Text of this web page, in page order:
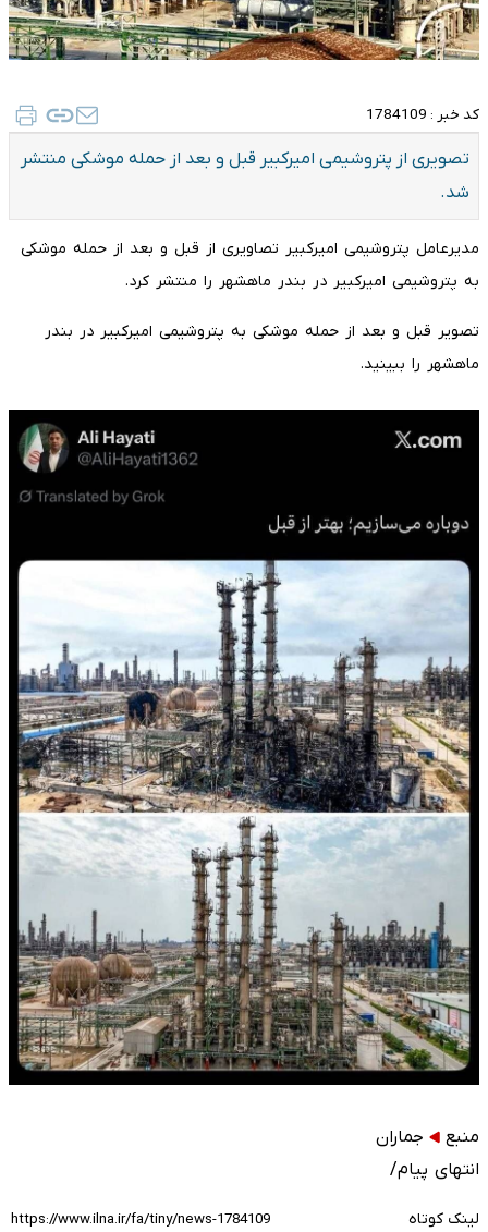
کد خبر : 1784109
تصویری از پتروشیمی امیرکبیر قبل و بعد از حمله موشکی منتشر
شد.
مدیرعامل پتروشیمی امیرکبیر تصاویری از قبل و بعد از حمله موشکی
به پتروشیمی امیرکبیر در بندر ماهشهر را منتشر کرد.
تصویر قبل و بعد از حمله موشکی به پتروشیمی امیرکبیر در بندر
ماهشهر را ببینید.
منبع
جماران
انتهای پیام/
لینک کوتاه